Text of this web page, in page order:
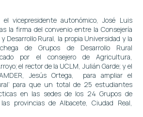
vicepresidente autonómico, José Luis
la firma del convenio entre la Consejería
Desarrollo Rural, la propia Universidad y la
de Grupos de Desarrollo Rural
por el consejero de Agricultura,
el rector de la UCLM, Julián Garde; y el
Jesús Ortega, para ampliar el
para que un total de 25 estudiantes
en las sedes de los 24 Grupos de
provincias de Albacete, Ciudad Real,